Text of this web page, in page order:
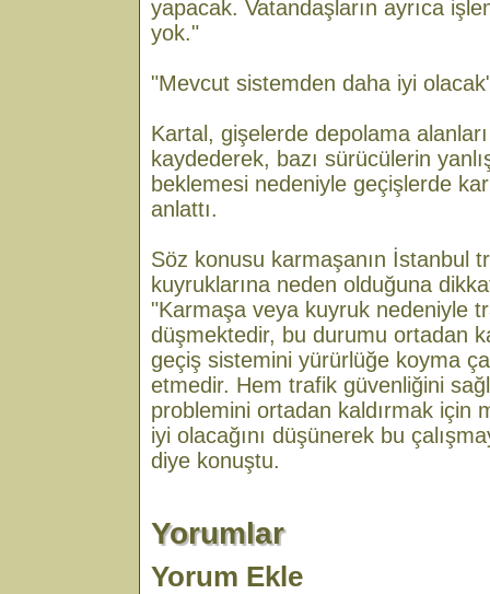
yapacak. Vatandaşların ayrıca
yok."
"Mevcut sistemden daha iyi
Kartal, gişelerde depolama
kaydederek, bazı sürücülerin
beklemesi nedeniyle geçişlerde
anlattı.
Söz konusu karmaşanın İstanbul
kuyruklarına neden olduğuna
"Karmaşa veya kuyruk nedeniyle
düşmektedir, bu durumu ortadan
geçiş sistemini yürürlüğe koyma
etmedir. Hem trafik güvenliğini
problemini ortadan kaldırmak için
iyi olacağını düşünerek bu
diye konuştu.
Yorumlar
Yorum Ekle